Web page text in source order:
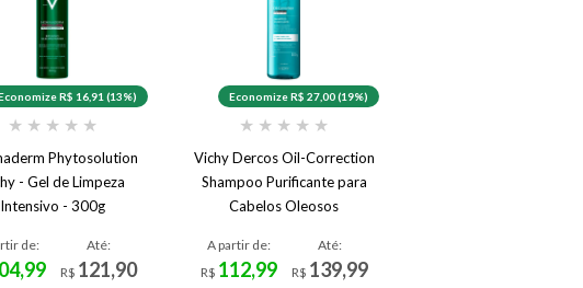
R$ 16,91 (13%)
★ ★ ★ ★ ★
Phytosolution
- Gel de Limpeza
Intensivo - 300g
de:
Até:
R$ 121,90
Economize R$ 27,00 (19%)
★ ★ ★ ★ ★
Vichy Dercos Oil-Correction
Shampoo Purificante para
Cabelos Oleosos
A partir de:
R$ 112,99
Até:
R$ 139,99